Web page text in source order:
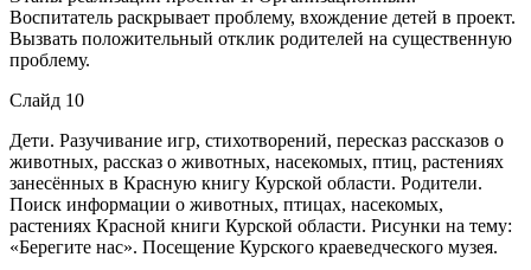
Воспитатель раскрывает проблему, вхождение детей в проект.
Вызвать положительный отклик родителей на существенную
проблему.
Слайд 10
Дети. Разучивание игр, стихотворений, пересказ рассказов о
животных, рассказ о животных, насекомых, птиц, растениях
занесённых в Красную книгу Курской области. Родители.
Поиск информации о животных, птицах, насекомых,
растениях Красной книги Курской области. Рисунки на тему:
«Берегите нас». Посещение Курского краеведческого музея.